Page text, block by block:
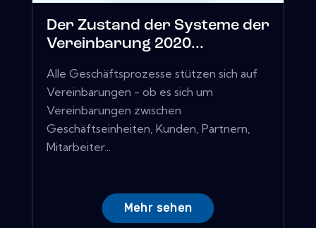
Der Zustand der Systeme der
Vereinbarung 2020...
Alle Geschäftsprozesse stützen sich auf
Vereinbarungen - ob es sich um
Vereinbarungen zwischen
Geschäftseinheiten, Kunden, Partnern,
Mitarbeiter...
Mehr sehen